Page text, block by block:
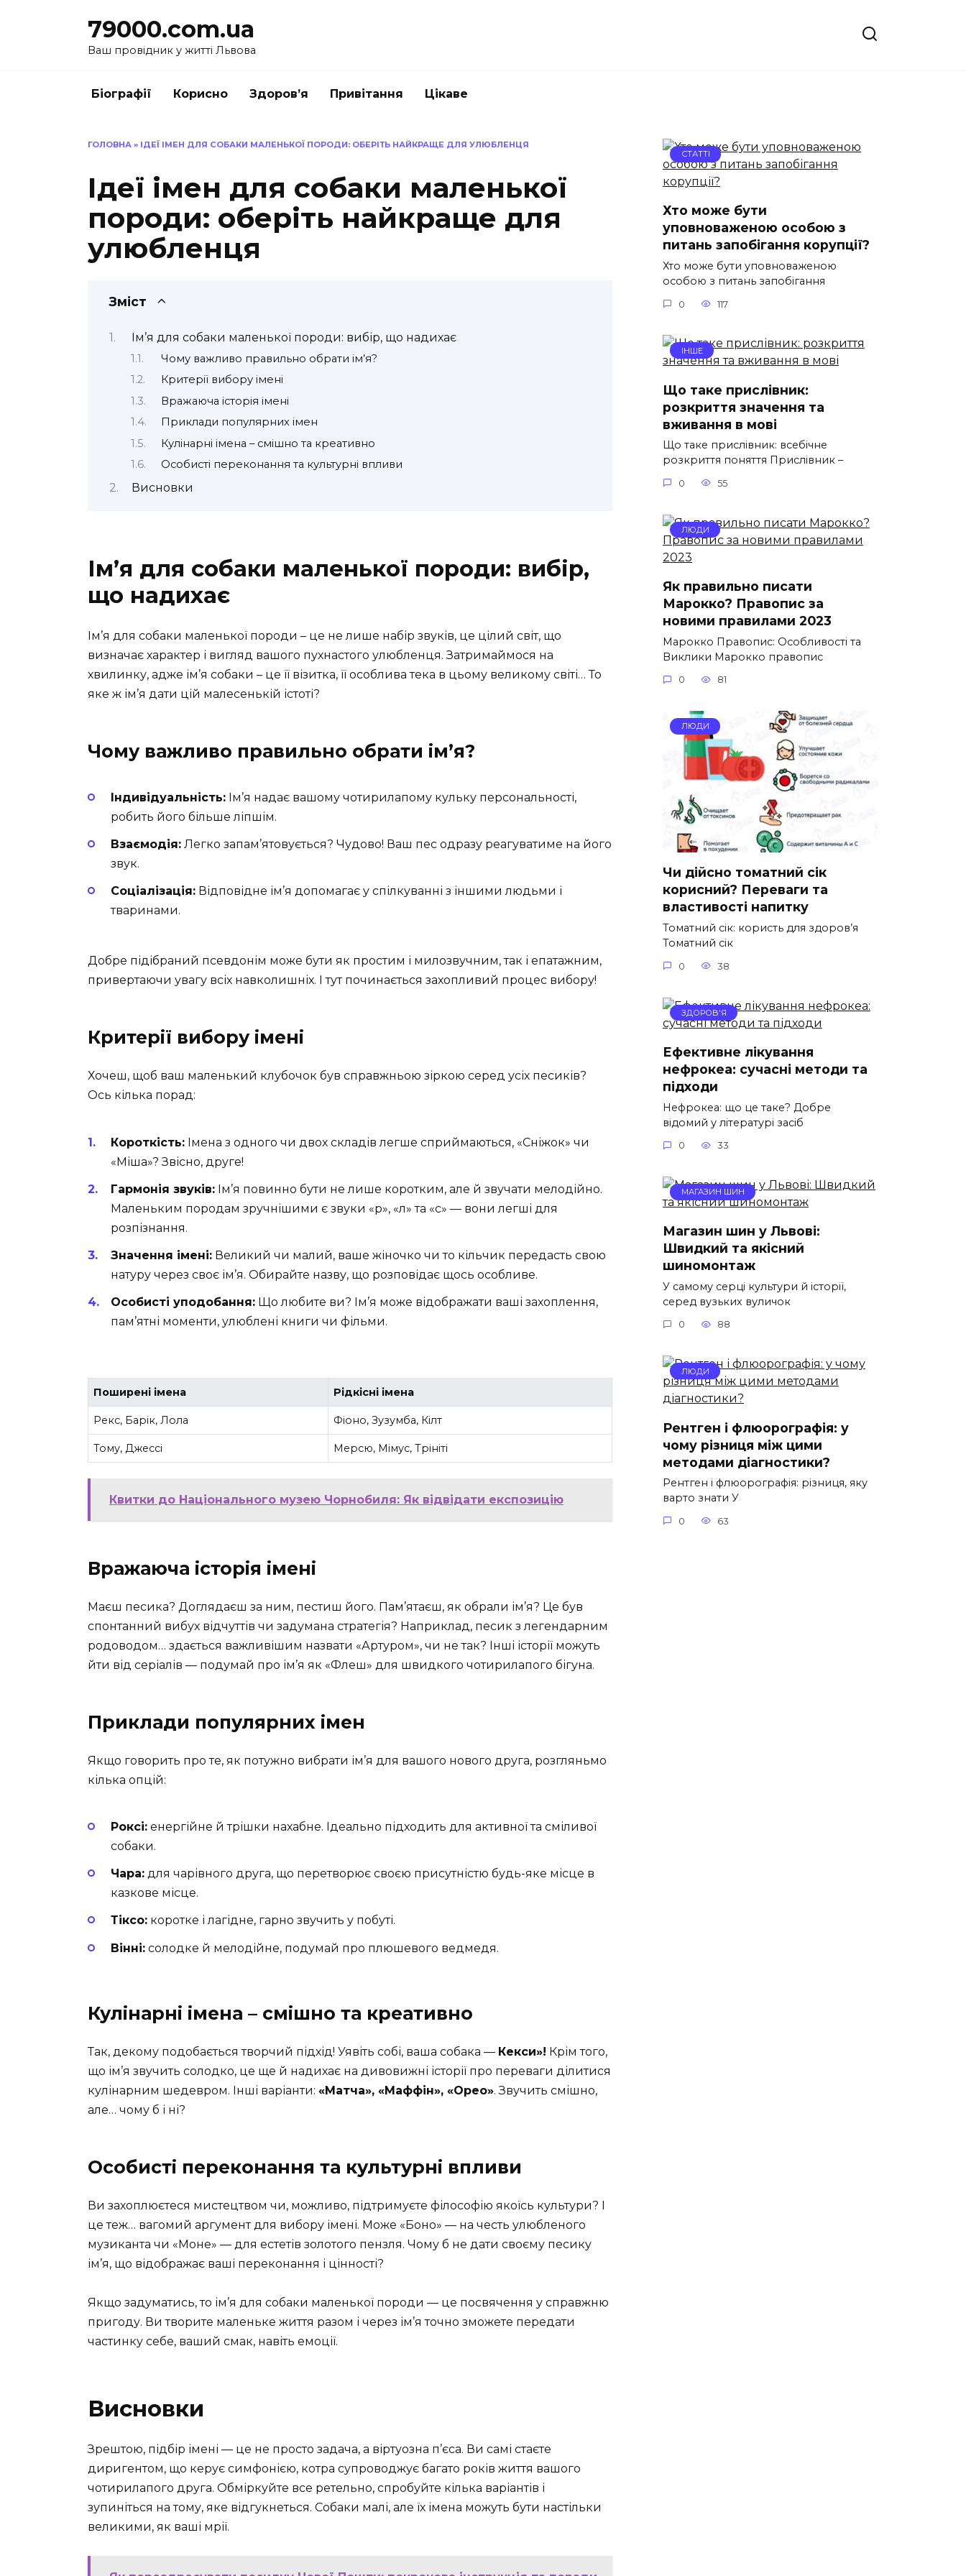
79000.com.ua
Ваш провідник у житті Львова
Біографії Корисно Здоров’я Привітання Цікаве
ГОЛОВНА » ІДЕЇ ІМЕН ДЛЯ СОБАКИ МАЛЕНЬКОЇ ПОРОДИ: ОБЕРІТЬ НАЙКРАЩЕ ДЛЯ УЛЮБЛЕНЦЯ
Ідеї імен для собаки маленької
породи: оберіть найкраще для
улюбленця
Зміст
Ім’я для собаки маленької породи: вибір, що надихає
Чому важливо правильно обрати ім’я?
Критерії вибору імені
Вражаюча історія імені
Приклади популярних імен
Кулінарні імена – смішно та креативно
Особисті переконання та культурні впливи
Висновки
Ім’я для собаки маленької породи: вибір,
що надихає
Ім’я для собаки маленької породи – це не лише набір звуків, це цілий світ, що
визначає характер і вигляд вашого пухнастого улюбленця. Затримаймося на
хвилинку, адже ім’я собаки – це її візитка, її особлива тека в цьому великому світі… То
яке ж ім’я дати цій малесенькій істоті?
Чому важливо правильно обрати ім’я?
Індивідуальність: Ім’я надає вашому чотирилапому кульку персональності,
робить його більше ліпшім.
Взаємодія: Легко запам’ятовується? Чудово! Ваш пес одразу реагуватиме на його
звук.
Соціалізація: Відповідне ім’я допомагає у спілкуванні з іншими людьми і
тваринами.
Добре підібраний псевдонім може бути як простим і милозвучним, так і епатажним,
привертаючи увагу всіх навколишніх. І тут починається захопливий процес вибору!
Критерії вибору імені
Хочеш, щоб ваш маленький клубочок був справжньою зіркою серед усіх песиків?
Ось кілька порад:
Короткість: Імена з одного чи двох складів легше сприймаються, «Сніжок» чи
«Міша»? Звісно, друге!
Гармонія звуків: Ім’я повинно бути не лише коротким, але й звучати мелодійно.
Маленьким породам зручнішими є звуки «р», «л» та «с» — вони легші для
розпізнання.
Значення імені: Великий чи малий, ваше жіночко чи то кільчик передасть свою
натуру через своє ім’я. Обирайте назву, що розповідає щось особливе.
Особисті уподобання: Що любите ви? Ім’я може відображати ваші захоплення,
пам’ятні моменти, улюблені книги чи фільми.
Поширені імена Рідкісні імена
Рекс, Барік, Лола Фіоно, Зузумба, Кілт
Тому, Джессі Мерсю, Мімус, Трініті
Квитки до Національного музею Чорнобиля: Як відвідати експозицію
Вражаюча історія імені
Маєш песика? Доглядаєш за ним, пестиш його. Пам’ятаєш, як обрали ім’я? Це був
спонтанний вибух відчуттів чи задумана стратегія? Наприклад, песик з легендарним
родоводом… здається важливішим назвати «Артуром», чи не так? Інші історії можуть
йти від серіалів — подумай про ім’я як «Флеш» для швидкого чотирилапого бігуна.
Приклади популярних імен
Якщо говорить про те, як потужно вибрати ім’я для вашого нового друга, розгляньмо
кілька опцій:
Роксі: енергійне й трішки нахабне. Ідеально підходить для активної та сміливої
собаки.
Чара: для чарівного друга, що перетворює своєю присутністю будь-яке місце в
казкове місце.
Тіксо: коротке і лагідне, гарно звучить у побуті.
Вінні: солодке й мелодійне, подумай про плюшевого ведмедя.
Кулінарні імена – смішно та креативно
Так, декому подобається творчий підхід! Уявіть собі, ваша собака — Кекси»! Крім того,
що ім’я звучить солодко, це ще й надихає на дивовижні історії про переваги ділитися
кулінарним шедевром. Інші варіанти: «Матча», «Маффін», «Орео». Звучить смішно,
але… чому б і ні?
Особисті переконання та культурні впливи
Ви захоплюєтеся мистецтвом чи, можливо, підтримуєте філософію якоїсь культури? І
це теж… вагомий аргумент для вибору імені. Може «Боно» — на честь улюбленого
музиканта чи «Моне» — для естетів золотого пензля. Чому б не дати своєму песику
ім’я, що відображає ваші переконання і цінності?
Якщо задуматись, то ім’я для собаки маленької породи — це посвячення у справжню
пригоду. Ви творите маленьке життя разом і через ім’я точно зможете передати
частинку себе, ваший смак, навіть емоції.
Висновки
Зрештою, підбір імені — це не просто задача, а віртуозна п’єса. Ви самі стаєте
диригентом, що керує симфонією, котра супроводжує багато років життя вашого
чотирилапого друга. Обміркуйте все ретельно, спробуйте кілька варіантів і
зупиніться на тому, яке відгукнеться. Собаки малі, але їх імена можуть бути настільки
великими, як ваші мрії.
СТАТТІ
Хто може бути
уповноваженою особою з
питань запобігання корупції?
Хто може бути уповноваженою
особою з питань запобігання
0 117
ІНШЕ
Що таке прислівник:
розкриття значення та
вживання в мові
Що таке прислівник: всебічне
розкриття поняття Прислівник –
0 55
ЛЮДИ
Як правильно писати
Марокко? Правопис за
новими правилами 2023
Марокко Правопис: Особливості та
Виклики Марокко правопис
0 81
ЛЮДИ
Чи дійсно томатний сік
корисний? Переваги та
властивості напитку
Томатний сік: користь для здоров’я
Томатний сік
0 38
ЗДОРОВ'Я
Ефективне лікування
нефрокеа: сучасні методи та
підходи
Нефрокеа: що це таке? Добре
відомий у літературі засіб
0 33
МАГАЗИН ШИН
Магазин шин у Львові:
Швидкий та якісний
шиномонтаж
У самому серці культури й історії,
серед вузьких вуличок
0 88
ЛЮДИ
Рентген і флюорографія: у
чому різниця між цими
методами діагностики?
Рентген і флюорографія: різниця, яку
варто знати У
0 63